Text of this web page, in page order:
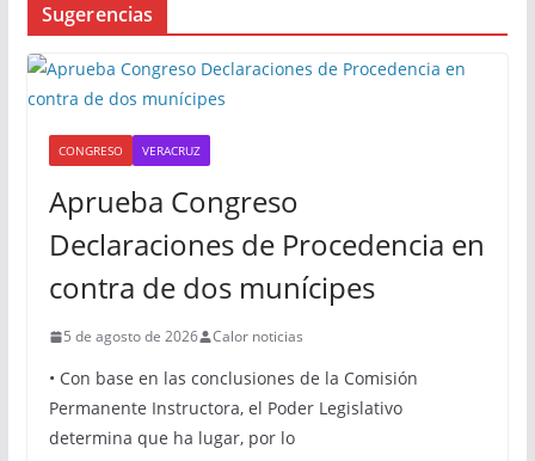
Sugerencias
CONGRESO VERACRUZ
Aprueba Congreso
Declaraciones de Procedencia en
contra de dos munícipes
5 de agosto de 2026 Calor noticias
• Con base en las conclusiones de la Comisión
Permanente Instructora, el Poder Legislativo
determina que ha lugar, por lo